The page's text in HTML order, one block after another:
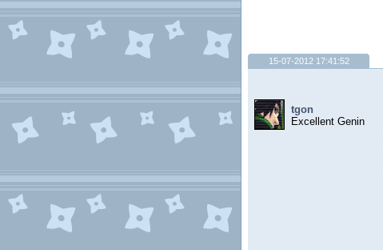
15-07-2012 17:41:52
tgon
Excellent Genin